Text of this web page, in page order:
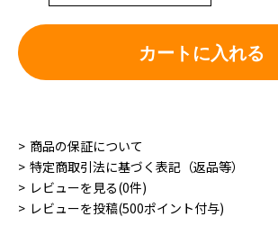
カートに入れる
商品の保証について
特定商取引法に基づく表記（返品等）
レビューを見る(0件)
レビューを投稿(500ポイント付与)